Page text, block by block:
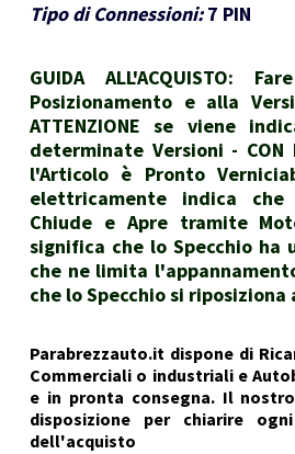
Tipo di Connessioni: 7 PIN
GUIDA ALL'ACQUISTO:
Posizionamento e alla
ATTENZIONE se viene
determinate Versioni - CON
l'Articolo è Pronto
elettricamente indica
Chiude e Apre tramite
significa che lo Specchio ha
che ne limita
che lo Specchio si
Parabrezzauto.it dispone di
Commerciali o industriali e
e in pronta consegna. Il
disposizione per chiarire
dell'acquisto